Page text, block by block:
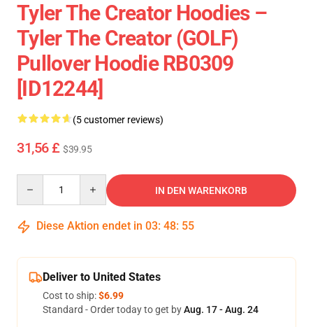
Tyler The Creator Hoodies –
Tyler The Creator (GOLF)
Pullover Hoodie RB0309
[ID12244]
(5 customer reviews)
31,56 £ $39.95
IN DEN WARENKORB
Diese Aktion endet in 03: 48: 54
Deliver to United States
Cost to ship:$6.99
Standard - Order today to get byAug. 17 - Aug. 24